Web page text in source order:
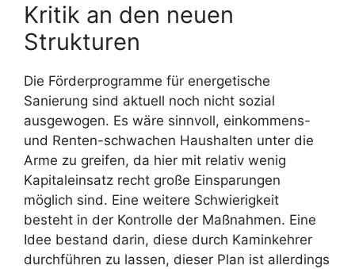
Kritik an den neuen
Strukturen
Die Förderprogramme für energetische
Sanierung sind aktuell noch nicht sozial
ausgewogen. Es wäre sinnvoll, einkommens-
und Renten-schwachen Haushalten unter die
Arme zu greifen, da hier mit relativ wenig
Kapitaleinsatz recht große Einsparungen
möglich sind. Eine weitere Schwierigkeit
besteht in der Kontrolle der Maßnahmen. Eine
Idee bestand darin, diese durch Kaminkehrer
durchführen zu lassen, dieser Plan ist allerdings